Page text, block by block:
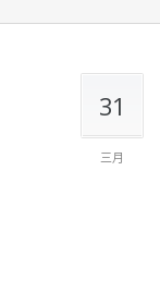
31
三月